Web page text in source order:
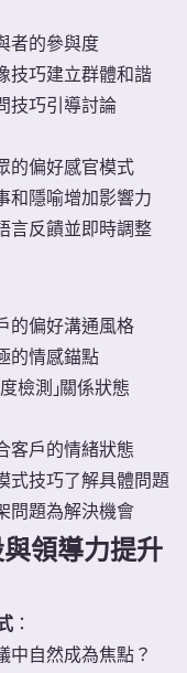
者的參與度
技巧建立群體和諧
技巧引導討論
的偏好感官模式
和隱喻增加影響力
言反饋並即時調整
的偏好溝通風格
的情感錨點
檢測」關係狀態
客戶的情緒狀態
式技巧了解具體問題
問題為解決機會
與領導力提升
：
中自然成為焦點？